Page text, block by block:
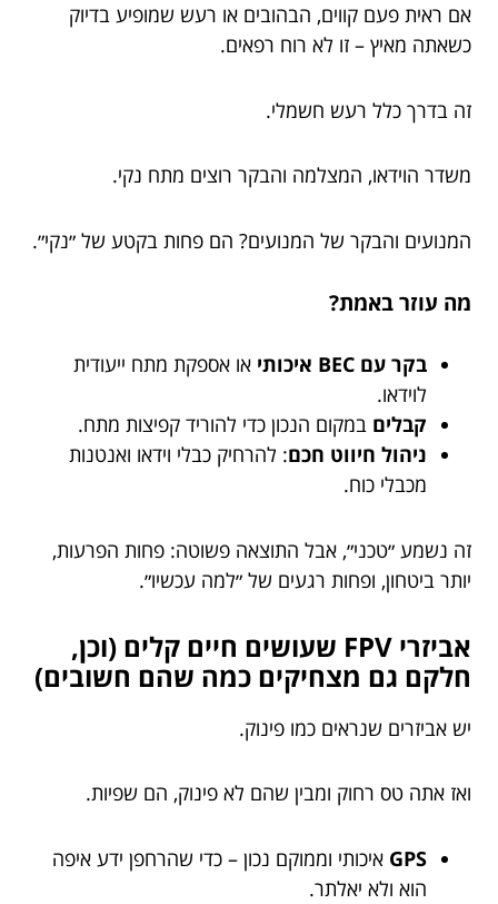
אם ראית פעם קווים, הבהובים או רעש שמופיע בדיוק
כשאתה מאיץ – זו לא רוח רפאים.
זה בדרך כלל רעש חשמלי.
משדר הוידאו, המצלמה והבקר רוצים מתח נקי.
המנועים והבקר של המנועים? הם פחות בקטע של ״נקי״.
מה עוזר באמת?
בקר עם BEC איכותי
או אספקת מתח ייעודית
לוידאו.
קבלים במקום הנכון כדי להוריד קפיצות מתח.
ניהול חיווט חכם: להרחיק כבלי וידאו ואנטנות
מכבלי כוח.
זה נשמע ״טכני״, אבל התוצאה פשוטה: פחות הפרעות,
יותר ביטחון, ופחות רגעים של ״למה עכשיו״.
אביזרי FPV שעושים חיים קלים (וכן,
חלקם גם מצחיקים כמה שהם חשובים)
יש אביזרים שנראים כמו פינוק.
ואז אתה טס רחוק ומבין שהם לא פינוק, הם שפיות.
GPS איכותי וממוקם נכון – כדי שהרחפן ידע איפה
הוא ולא יאלתר.